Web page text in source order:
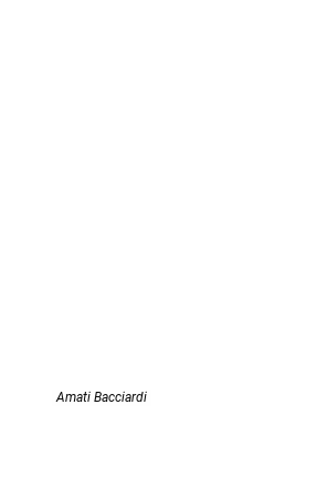
Amati Bacciardi